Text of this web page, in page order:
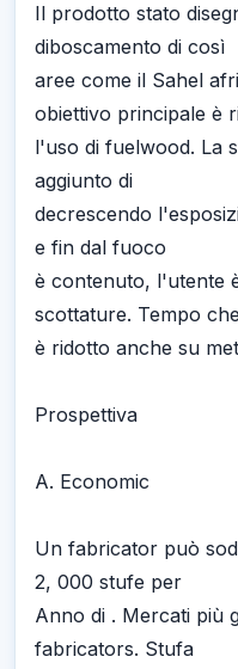
Il prodotto stato
diboscamento di così
aree come il Sahel
obiettivo principale è
l'uso di fuelwood. La
aggiunto di
decrescendo
e fin dal fuoco
è contenuto, l'utente
scottature. Tempo
è ridotto anche su
Prospettiva
A. Economic
Un fabricator può
2, 000 stufe per
Anno di . Mercati più
fabricators. Stufa